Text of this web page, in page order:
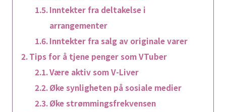
Inntekter fra deltakelse i
arrangementer
Inntekter fra salg av originale varer
Tips for å tjene penger som VTuber
Være aktiv som V-Liver
Øke synligheten på sosiale medier
Øke strømmingsfrekvensen